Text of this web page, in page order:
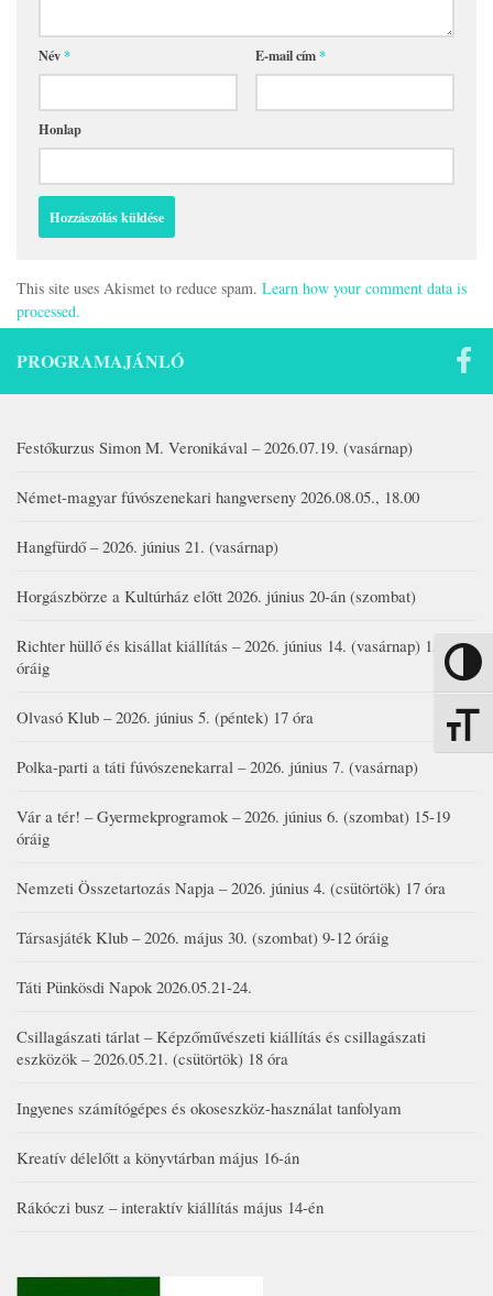
Nagy
Név* E-mail cím*
Honlap
This site uses Akismet to reduce spam. Learn how your comment data is
processed.
PROGRAMAJÁNLÓ
Festőkurzus Simon M. Veronikával – 2026.07.19. (vasárnap)
Német-magyar fúvószenekari hangverseny 2026.08.05., 18.00
Hangfürdő – 2026. június 21. (vasárnap)
Horgászbörze a Kultúrház előtt 2026. június 20-án (szombat)
Richter hüllő és kisállat kiállítás – 2026. június 14. (vasárnap) 15-17
óráig
Olvasó Klub – 2026. június 5. (péntek) 17 óra
Polka-parti a táti fúvószenekarral – 2026. június 7. (vasárnap)
Vár a tér! – Gyermekprogramok – 2026. június 6. (szombat) 15-19
óráig
Nemzeti Összetartozás Napja – 2026. június 4. (csütörtök) 17 óra
Társasjáték Klub – 2026. május 30. (szombat) 9-12 óráig
Táti Pünkösdi Napok 2026.05.21-24.
Csillagászati tárlat – Képzőművészeti kiállítás és csillagászati
eszközök – 2026.05.21. (csütörtök) 18 óra
Ingyenes számítógépes és okoseszköz-használat tanfolyam
Kreatív délelőtt a könyvtárban május 16-án
Rákóczi busz – interaktív kiállítás május 14-én